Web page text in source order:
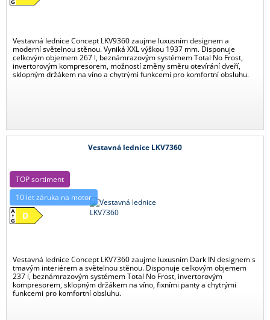
Vestavná lednice Concept LKV9360 zaujme luxusním designem a
moderní světelnou stěnou. Vyniká XXL výškou 1937 mm. Disponuje
celkovým objemem 267 l, beznámrazovým systémem Total No Frost,
invertorovým kompresorem, možností změny směru otevírání dveří,
sklopným držákem na víno a chytrými funkcemi pro komfortní obsluhu.
Vestavná lednice LKV7360
Vestavná lednice Concept LKV7360 zaujme luxusním Dark IN designem s
tmavým interiérem a světelnou stěnou. Disponuje celkovým objemem
237 l, beznámrazovým systémem Total No Frost, invertorovým
kompresorem, sklopným držákem na víno, fixními panty a chytrými
funkcemi pro komfortní obsluhu.
TOP sortiment
10 let záruka na motor
D